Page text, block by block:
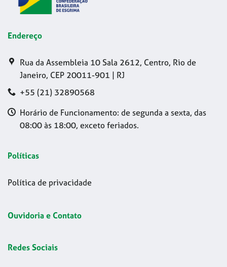
Endereço
Rua da Assembleia 10 Sala 2612, Centro, Rio de
Janeiro, CEP 20011-901 | RJ
+55 (21) 32890568
Horário de Funcionamento: de segunda a sexta, das
08:00 às 18:00, exceto feriados.
Políticas
Política de privacidade
Ouvidoria e Contato
Redes Sociais